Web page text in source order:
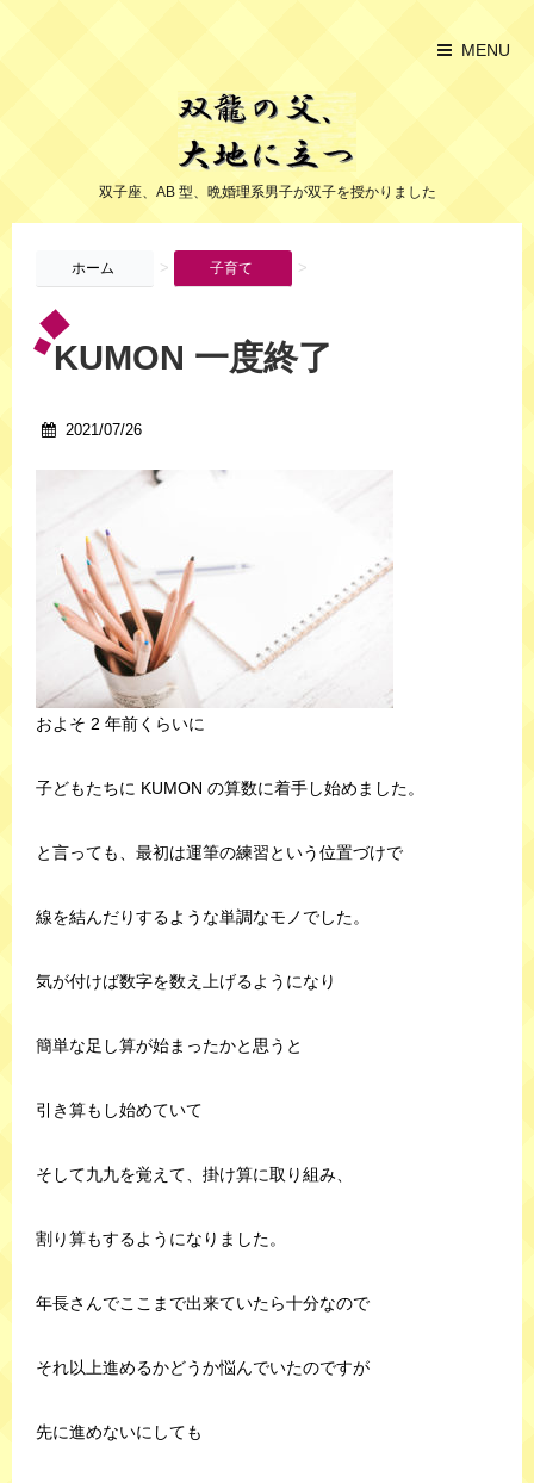
MENU
双子座、AB 型、晩婚理系男子が双子を授かりました
ホーム > 子育て >
KUMON 一度終了
2021/07/26
およそ 2 年前くらいに
子どもたちに KUMON の算数に着手し始めました。
と言っても、最初は運筆の練習という位置づけで
線を結んだりするような単調なモノでした。
気が付けば数字を数え上げるようになり
簡単な足し算が始まったかと思うと
引き算もし始めていて
そして九九を覚えて、掛け算に取り組み、
割り算もするようになりました。
年長さんでここまで出来ていたら十分なので
それ以上進めるかどうか悩んでいたのですが
先に進めないにしても